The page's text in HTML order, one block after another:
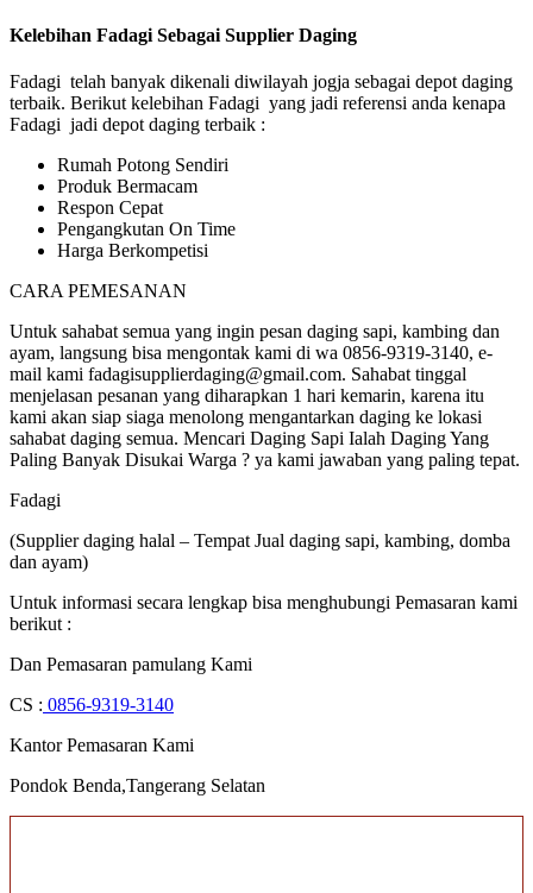
Kelebihan Fadagi Sebagai Supplier Daging
Fadagi telah banyak dikenali diwilayah jogja sebagai depot daging
terbaik. Berikut kelebihan Fadagi yang jadi referensi anda kenapa
Fadagi jadi depot daging terbaik :
Rumah Potong Sendiri
Produk Bermacam
Respon Cepat
Pengangkutan On Time
Harga Berkompetisi
CARA PEMESANAN
Untuk sahabat semua yang ingin pesan daging sapi, kambing dan
ayam, langsung bisa mengontak kami di wa 0856-9319-3140, e-
mail kami fadagisupplierdaging@gmail.com. Sahabat tinggal
menjelasan pesanan yang diharapkan 1 hari kemarin, karena itu
kami akan siap siaga menolong mengantarkan daging ke lokasi
sahabat daging semua. Mencari Daging Sapi Ialah Daging Yang
Paling Banyak Disukai Warga ? ya kami jawaban yang paling tepat.
Fadagi
(Supplier daging halal – Tempat Jual daging sapi, kambing, domba
dan ayam)
Untuk informasi secara lengkap bisa menghubungi Pemasaran kami
berikut :
Dan Pemasaran pamulang Kami
CS : 0856-9319-3140
Kantor Pemasaran Kami
Pondok Benda,Tangerang Selatan